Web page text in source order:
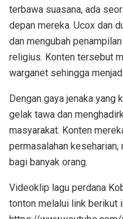
terbawa suasana, ada
depan mereka. Ucox dan
dan mengubah
religius. Konten tersebut
warganet sehingga
Dengan gaya jenaka yang
gelak tawa dan
masyarakat. Konten
permasalahan keseharian,
bagi banyak orang.
Videoklip lagu perdana
tonton melalui link berikut